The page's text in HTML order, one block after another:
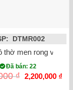
DTMR002
thờ men rong vẽ
Đã bán: 22
₫ Giá
gốc
2,200,000 ₫